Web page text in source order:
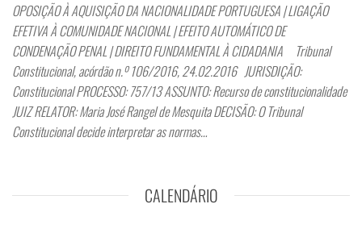
OPOSIÇÃO À AQUISIÇÃO DA NACIONALIDADE PORTUGUESA | LIGAÇÃO
EFETIVA À COMUNIDADE NACIONAL | EFEITO AUTOMÁTICO DE
CONDENAÇÃO PENAL | DIREITO FUNDAMENTAL À CIDADANIA Tribunal
Constitucional, acórdão n.º 106/2016, 24.02.2016 JURISDIÇÃO:
Constitucional PROCESSO: 757/13 ASSUNTO: Recurso de constitucionalidade
JUIZ RELATOR: Maria José Rangel de Mesquita DECISÃO: O Tribunal
Constitucional decide interpretar as normas…
CALENDÁRIO